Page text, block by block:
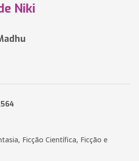
Niki
Ficção Científica, Ficção e